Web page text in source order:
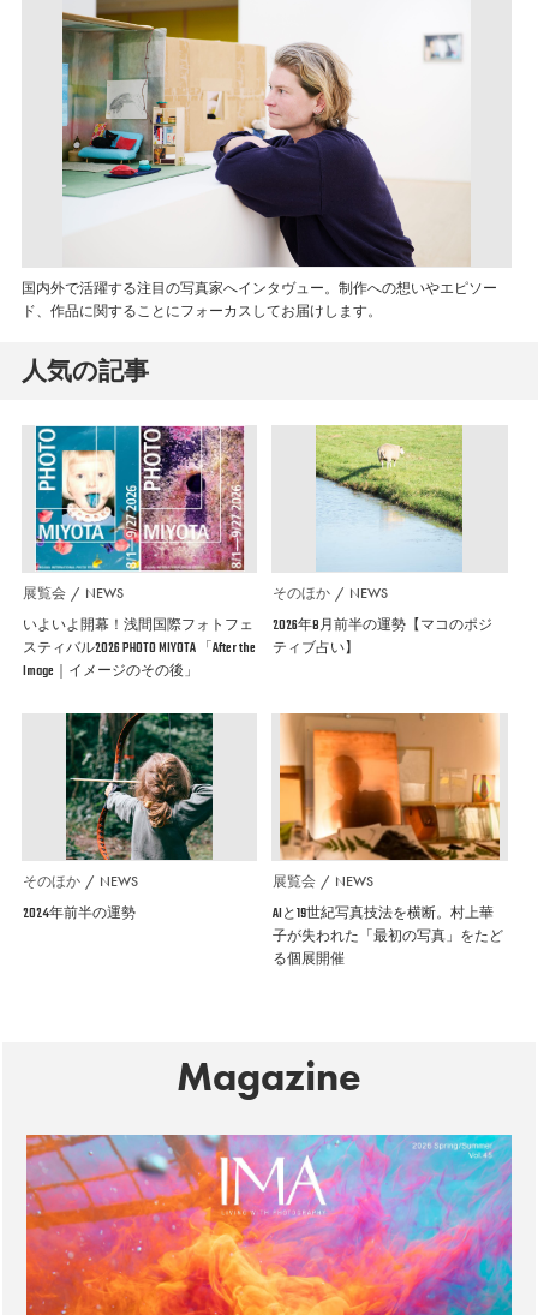
国内外で活躍する注目の写真家へインタヴュー。制作への想いやエピソー
ド、作品に関することにフォーカスしてお届けします。
人気の記事
展覧会 NEWS
いよいよ開幕！浅間国際フォトフェ
スティバル2026 PHOTO MIYOTA 「After the
Image｜イメージのその後」
そのほか NEWS
2026年8月前半の運勢【マコのポジ
ティブ占い】
そのほか NEWS
2024年前半の運勢
展覧会 NEWS
AIと19世紀写真技法を横断。村上華
子が失われた「最初の写真」をたど
る個展開催
Magazine